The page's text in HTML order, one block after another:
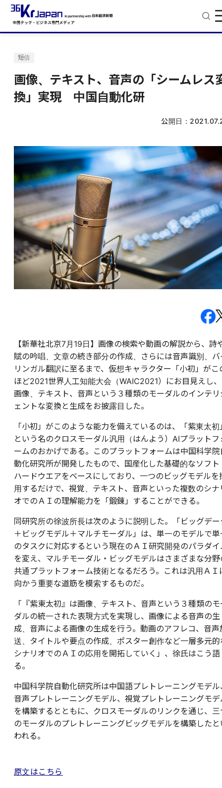
短信
画像、テキスト、音声の「シームレス
換」実現 中国自動化研
公開日：
【新華社北京7月19日】画像の検索や動画の解説から、詩
賦の吟唱、文章の続き部分の作成、さらには音声識別、バ
リンガル翻訳に至るまで、仮想キャラクター「小初」がこ
ほど2021世界人工知能大会（WAIC2021）にお目見えし、
画像、テキスト、音声という３種類のモーダルのインテリ
ェントな変換と生成をお披露目した。
「小初」がこのような能力を備えているのは、「紫東太初
という名のクロスモーダル汎用（はんよう）AIプラットフ
ームのおかげである。このプラットフォームは中国科学院
動化研究所が開発したもので、国産化した基礎的なソフト
ハードウエアをベースにしており、一つのビッグモデルを
用するだけで、視覚、テキスト、音声といった複数のシナ
オでのＡＩの理解能力を「鍛錬」することができる。
同研究所の徐波所長は次のように説明した。「ビッグデー
＋ビッグモデル＋マルチモーダル」は、単一のモデルで単
のタスクに対応するという現在のＡＩ研究開発のパラダイ
を変え、マルチモーダル・ビッグモデルはさまざまな分野
共通プラットフォーム技術となるだろう。これは汎用ＡＩ
向かう重要な道筋を模索するものだ。
「『紫東太初』は画像、テキスト、音声という３種類のモ
ダルの統一された表現方式を実現し、画像による音声の生
成、音声による画像の生成を行う。動画のアフレコ、音声
送、タイトルや要点の作成、ポスター創作など一層多元的
シナリオでのＡＩの応用を開拓していく」、徐氏はこう語
る。
中国科学院自動化研究所は中国語プレトレーニングモデル
音声プレトレーニングモデル、視覚プレトレーニングモデ
を構築するとともに、クロスモーダルのリンクを通じ、三
のモーダルのプレトレーニングビッグモデルを構築したと
われる。
原文はこちら